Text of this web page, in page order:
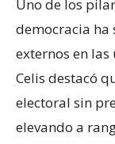
Uno de los
democracia ha
externos en las
Celis destacó
electoral sin
elevando a